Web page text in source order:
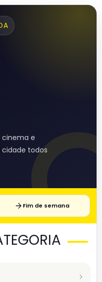
cinema e
todos
Fim de semana